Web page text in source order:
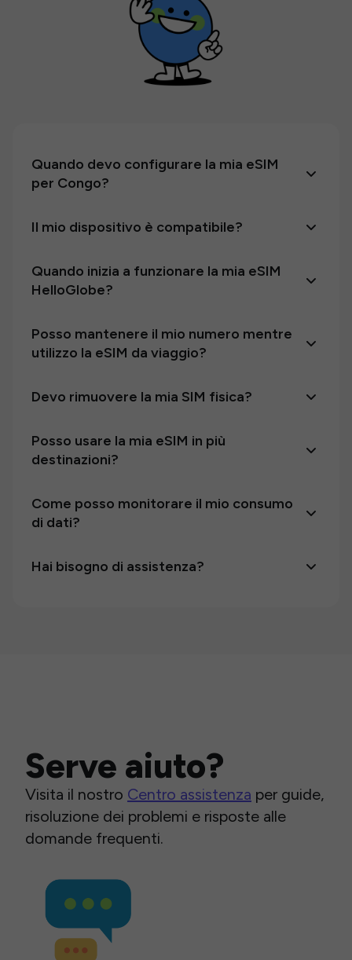
Quando devo configurare la mia eSIM
per Congo?
Il mio dispositivo è compatibile?
Quando inizia a funzionare la mia eSIM
HelloGlobe?
Posso mantenere il mio numero mentre
utilizzo la eSIM da viaggio?
Devo rimuovere la mia SIM fisica?
Posso usare la mia eSIM in più
destinazioni?
Come posso monitorare il mio consumo
di dati?
Hai bisogno di assistenza?
Serve aiuto?
Visita il nostro Centro assistenza per guide,
risoluzione dei problemi e risposte alle
domande frequenti.